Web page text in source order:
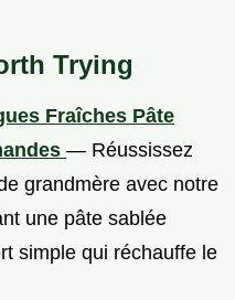
Trying
Fraîches Pâte
— Réussissez
grandmère avec notre
une pâte sablée
simple qui réchauffe le